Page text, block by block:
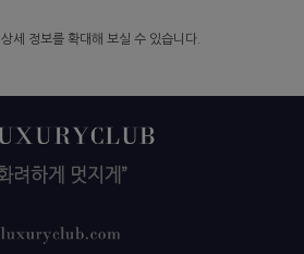
상세 정보를 확대해 보실 수 있습니다.